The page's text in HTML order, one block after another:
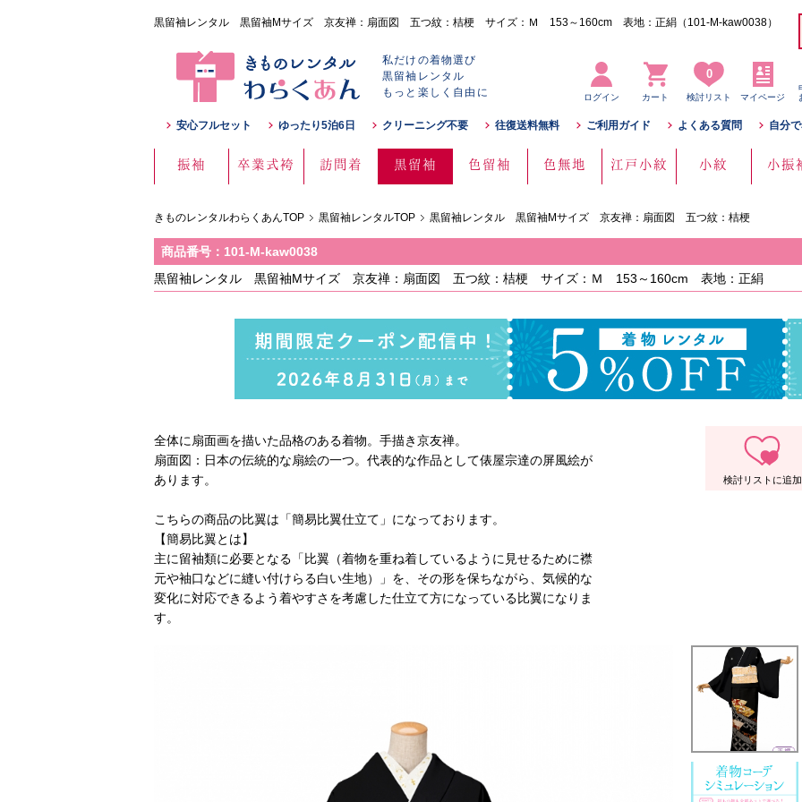
黒留袖レンタル 黒留袖Mサイズ 京友禅：扇面図 五つ紋：桔梗 サイズ：Ｍ 153～160cm 表地：正絹（101-M-kaw0038）
私だけの着物選び
黒留袖レンタル
もっと楽しく自由に
ログイン カート
0
検討リスト マイページ
安心フルセット ゆったり5泊6日 クリーニング不要 往復送料無料 ご利用ガイド よくある質問 自分
振袖 卒業式袴 訪問着 黒留袖 色留袖 色無地 江戸小紋 小紋 小振
きものレンタルわらくあんTOP 黒留袖レンタルTOP 黒留袖レンタル 黒留袖Mサイズ 京友禅：扇面図 五つ紋：桔梗
商品番号：101-M-kaw0038
黒留袖レンタル 黒留袖Mサイズ 京友禅：扇面図 五つ紋：桔梗 サイズ：Ｍ 153～160cm 表地：正絹
全体に扇面画を描いた品格のある着物。手描き京友禅。
扇面図：日本の伝統的な扇絵の一つ。代表的な作品として俵屋宗達の屏風絵が
あります。
こちらの商品の比翼は「簡易比翼仕立て」になっております。
【簡易比翼とは】
主に留袖類に必要となる「比翼（着物を重ね着しているように見せるために襟
元や袖口などに縫い付けらる白い生地）」を、その形を保ちながら、気候的な
変化に対応できるよう着やすさを考慮した仕立て方になっている比翼になりま
す。